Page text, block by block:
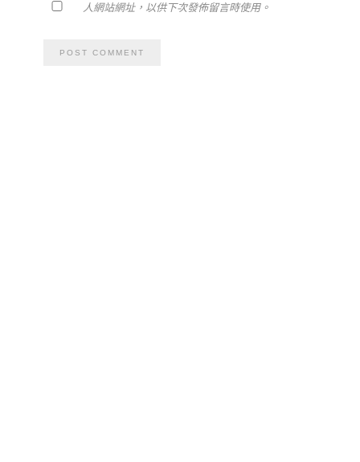
人網站網址，以供下次發佈留言時使用。